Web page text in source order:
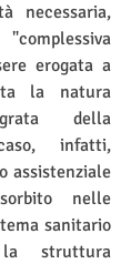
necessaria,
erogata a
la natura
della
infatti,
assistenziale
nelle
sanitario
struttura